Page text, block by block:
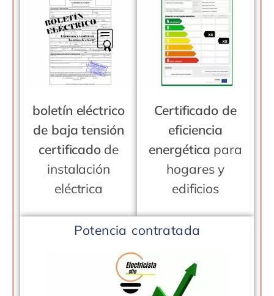
boletín eléctrico
de baja tensión
certificado de
instalación
eléctrica
Certificado de
eficiencia
energética para
hogares y
edificios
Potencia contratada